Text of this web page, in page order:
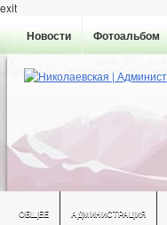
exit
Новости Фотоальбом
ОБЩЕЕ АДМИНИСТРАЦИЯ